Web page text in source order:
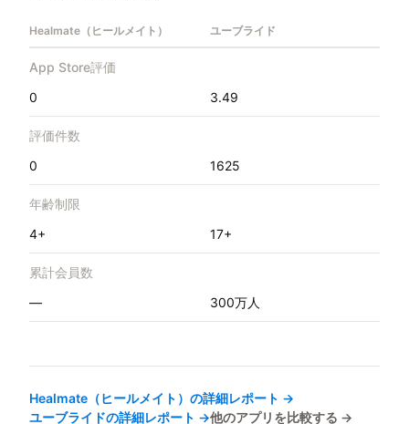
Healmate（ヒールメイト） ユーブライド
App Store評価
0
3.49
評価件数
0
1625
年齢制限
4+
17+
累計会員数
—
300万人
Healmate（ヒールメイト） の詳細レポート →
ユーブライドの詳細レポート →他のアプリを比較する →